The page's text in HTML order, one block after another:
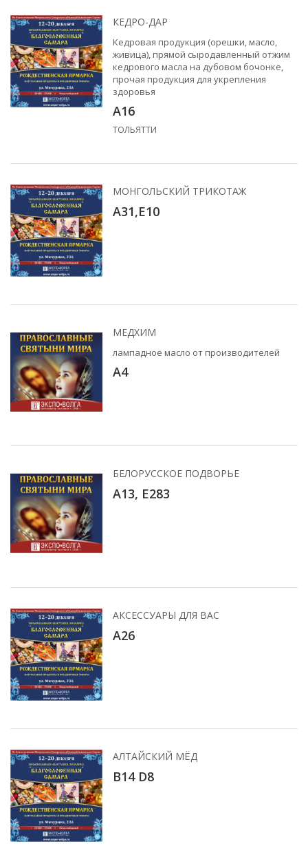
КЕДРО-ДАР
Кедровая продукция (орешки, масло,
живица), прямой сыродавленный отжим
кедрового масла на дубовом бочонке,
прочая продукция для укрепления
здоровья
A16
ТОЛЬЯТТИ
МОНГОЛЬСКИЙ ТРИКОТАЖ
А31,Е10
МЕДХИМ
лампадное масло от производителей
A4
БЕЛОРУССКОЕ ПОДВОРЬЕ
А13, E283
АКСЕССУАРЫ ДЛЯ ВАС
А26
АЛТАЙСКИЙ МЁД
В14 D8